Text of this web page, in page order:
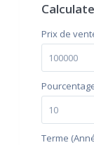
Prix ​​de
Terme